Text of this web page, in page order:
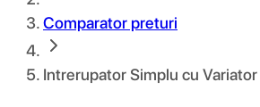
Comparator preturi
Intrerupator Simplu cu